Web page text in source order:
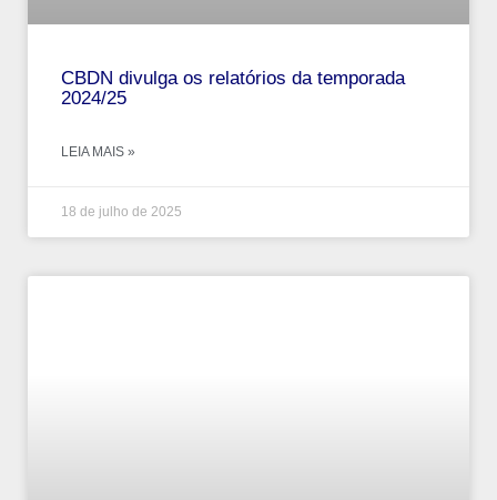
CBDN divulga os relatórios da temporada
2024/25
LEIA MAIS »
18 de julho de 2025